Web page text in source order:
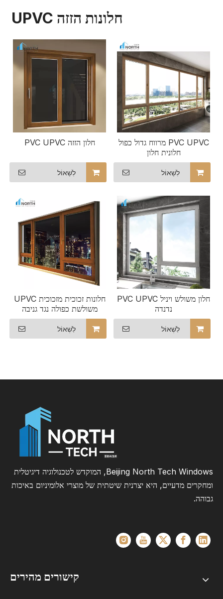
חלונות הזזה UPVC
PVC UPVC מרווח גדול כפול
חלונית חלון
לִשְׁאוֹל
חלון הזזה PVC UPVC
לִשְׁאוֹל
חלון משולש ויניל PVC UPVC
נדנדה
לִשְׁאוֹל
חלונות זכוכית מזכוכית UPVC
משולשת כפולה נגד גניבה
לִשְׁאוֹל
Beijing North Tech Windows, המוקדש לטכנולוגיה דיגיטלית
ומחקרים מדעיים, היא יצרנית שיטתית של מוצרי אלומיניום באיכות
גבוהה.
קישורים מהירים